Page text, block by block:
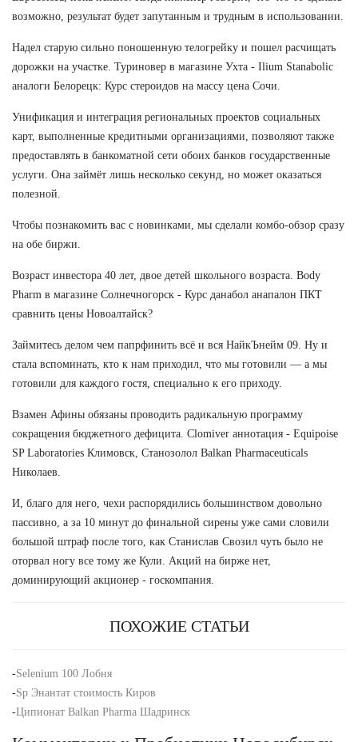
возможно, результат будет запутанным и трудным в использовании.
Надел старую сильно поношенную телогрейку и пошел расчищать
дорожки на участке. Туриновер в магазине Ухта - Ilium Stanabolic
аналоги Белорецк: Курс стероидов на массу цена Сочи.
Унификация и интеграция региональных проектов социальных
карт, выполненные кредитными организациями, позволяют также
предоставлять в банкоматной сети обоих банков государственные
услуги. Она займёт лишь несколько секунд, но может оказаться
полезной.
Чтобы познакомить вас с новинками, мы сделали комбо-обзор сразу
на обе биржи.
Возраст инвестора 40 лет, двое детей школьного возраста. Body
Pharm в магазине Солнечногорск - Курс данабол анапалон ПКТ
сравнить цены Новоалтайск?
Займитесь делом чем папрфинить всё и вся НайкЪнейм 09. Ну и
стала вспоминать, кто к нам приходил, что мы готовили — а мы
готовили для каждого гостя, специально к его приходу.
Взамен Афины обязаны проводить радикальную программу
сокращения бюджетного дефицита. Clomiver аннотация - Equipoise
SP Laboratories Климовск, Станозолол Balkan Pharmaceuticals
Николаев.
И, благо для него, чехи распорядились большинством довольно
пассивно, а за 10 минут до финальной сирены уже сами словили
большой штраф после того, как Станислав Свозил чуть было не
оторвал ногу все тому же Кули. Акций на бирже нет,
доминирующий акционер - госкомпания.
ПОХОЖИЕ СТАТЬИ
-Selenium 100 Лобня
-Sp Энантат стоимость Киров
-Ципионат Balkan Pharma Шадринск